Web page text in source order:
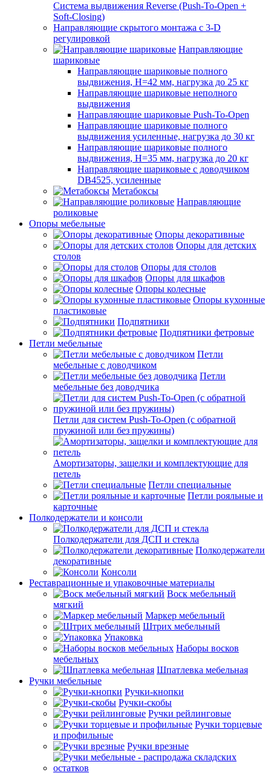
Система выдвижения Reverse (Push-To-Open +
Soft-Closing)
Направляющие скрытого монтажа с 3-D
регулировкой
Направляющие
шариковые
Направляющие шариковые полного
выдвижения, H=42 мм, нагрузка до 25 кг
Направляющие шариковые неполного
выдвижения
Направляющие шариковые Push-To-Open
Направляющие шариковые полного
выдвижения усиленные, нагрузка до 30 кг
Направляющие шариковые полного
выдвижения, H=35 мм, нагрузка до 20 кг
Направляющие шариковые с доводчиком
DB4525, усиленные
Метабоксы
Направляющие
роликовые
Опоры мебельные
Опоры декоративные
Опоры для детских
столов
Опоры для столов
Опоры для шкафов
Опоры колесные
Опоры кухонные
пластиковые
Подпятники
Подпятники фетровые
Петли мебельные
Петли
мебельные с доводчиком
Петли
мебельные без доводчика
Петли для систем Push-To-Open (с обратной
пружиной или без пружины)
Амортизаторы, защелки и комплектующие для
петель
Петли специальные
Петли рояльные и
карточные
Полкодержатели и консоли
Полкодержатели для ДСП и стекла
Полкодержатели
декоративные
Консоли
Реставрационные и упаковочные материалы
Воск мебельный
мягкий
Маркер мебельный
Штрих мебельный
Упаковка
Наборы восков
мебельных
Шпатлевка мебельная
Ручки мебельные
Ручки-кнопки
Ручки-скобы
Ручки рейлинговые
Ручки торцевые
и профильные
Ручки врезные